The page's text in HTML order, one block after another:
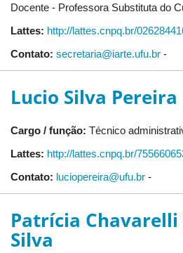
Docente - Professora Substituta do
Lattes: http://lattes.cnpq.br/
Contato: secretaria@iarte.ufu.br -
Lucio Silva Pereira
Cargo / função: Técnico
Lattes: http://lattes.cnpq.br/
Contato: luciopereira@ufu.br -
Patrícia Chavarelli
Silva